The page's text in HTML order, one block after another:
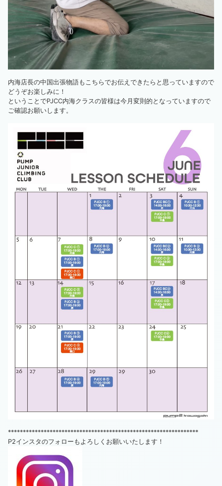
内海店長の中国出張物語もこちらでお伝えできたらと思っていますので
どうぞお楽しみに！
ということでPJCC内海クラスの皆様は今月変則的となっていますので
ご確認お願いします。
****************************************************************
P2インスタのフォローもよろしくお願いいたします！